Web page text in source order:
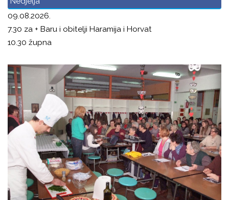
09.08.2026.
7.30 za + Baru i obitelji Haramija i Horvat
10.30 župna